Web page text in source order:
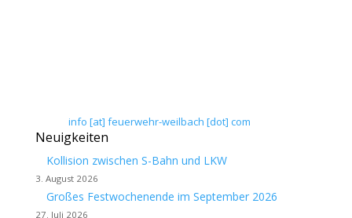
info [at] feuerwehr-weilbach [dot] com
Neuigkeiten
Kollision zwischen S-Bahn und LKW
3. August 2026
Großes Festwochenende im September 2026
27. Juli 2026